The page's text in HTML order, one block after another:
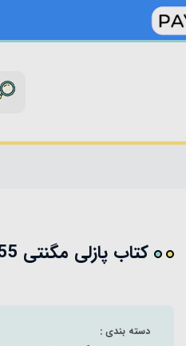
کتاب پازلی مگنتی 55 تکه 2 در 1 کد MZL0
دسته بندی :